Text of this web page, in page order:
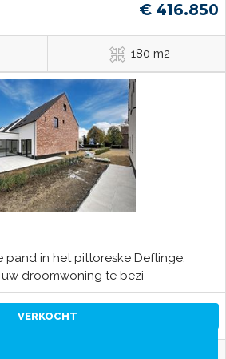
€ 416.850
180 m2
pand in het pittoreske Deftinge,
droomwoning te bezi
VERKOCHT